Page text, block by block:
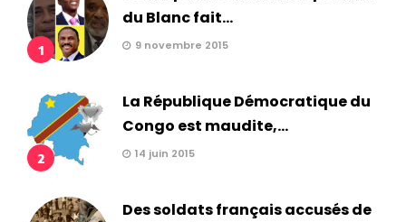
1
du Blanc fait...
9 novembre 2015
2
La République Démocratique du
Congo est maudite,...
14 juin 2015
Des soldats français accusés de